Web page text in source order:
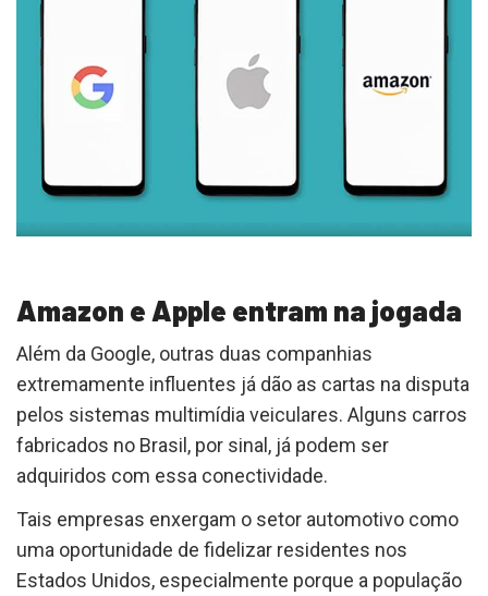
Amazon e Apple entram na jogada
Além da Google, outras duas companhias
extremamente influentes já dão as cartas na disputa
pelos sistemas multimídia veiculares. Alguns carros
fabricados no Brasil, por sinal, já podem ser
adquiridos com essa conectividade.
Tais empresas enxergam o setor automotivo como
uma oportunidade de fidelizar residentes nos
Estados Unidos, especialmente porque a população